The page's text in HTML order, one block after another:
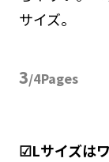
サイズ。
3/4Pages
☑Lサイズは